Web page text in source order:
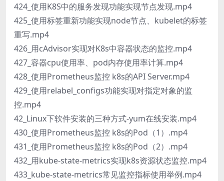
424_使用K8S中的服务发现功能实现节点发现.mp4
425_使用标签重新功能实现node节点、kubelet的标签
重写.mp4
426_用cAdvisor实现对K8s中容器状态的监控.mp4
427_容器cpu使用率、pod内存使用率计算.mp4
428_使用Prometheus监控 k8s的API Server.mp4
429_使用relabel_configs功能实现对指定对象的监
控.mp4
42_Linux下软件安装的三种方式-yum在线安装.mp4
430_使用Prometheus监控 k8s的Pod（1）.mp4
431_使用Prometheus监控 k8s的Pod（2）.mp4
432_用kube-state-metrics实现k8s资源状态监控.mp4
433_kube-state-metrics常见监控指标使用举例.mp4